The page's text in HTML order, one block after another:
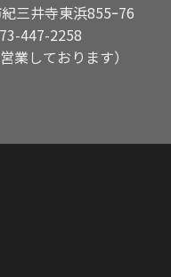
三井寺東浜855ｰ76
447-2258
業しております）